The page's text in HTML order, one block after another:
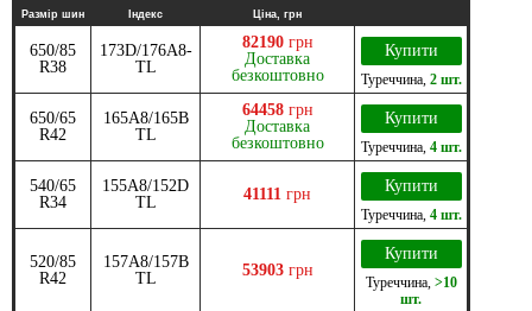
Размір шин Індекс Ціна, грн
650/85
R38
173D/176A8-
TL
82190 грн
Доставка
безкоштовно
Купити
Туреччина, 2 шт.
650/65
R42
165A8/165B
TL
64458 грн
Доставка
безкоштовно
Купити
Туреччина, 4 шт.
540/65
R34
155A8/152D
TL
41111 грн Купити
Туреччина, 4 шт.
520/85
R42
157A8/157B
TL
53903 грн
Купити
Туреччина, >10
шт.